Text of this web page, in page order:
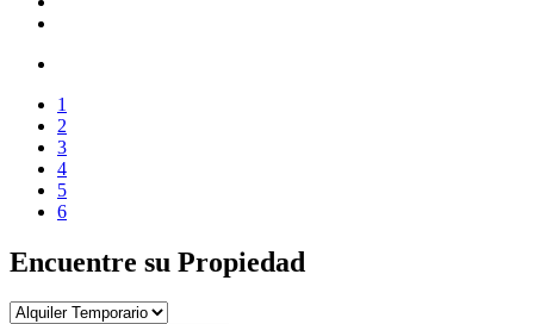
1
2
3
4
5
6
Encuentre su Propiedad